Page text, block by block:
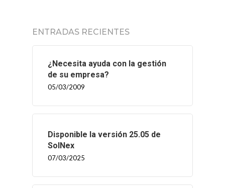
ENTRADAS RECIENTES
¿Necesita ayuda con la gestión
de su empresa?
05/03/2009
Disponible la versión 25.05 de
SolNex
07/03/2025